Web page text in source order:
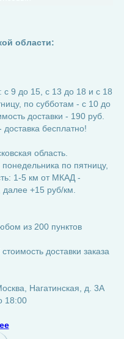
области:
9 до 15, с 13 до 18 и с 18
по субботам - с 10 до
доставки - 190 руб.
бесплатно!
область.
по пятницу,
1-5 км от МКАД -
+15 руб/км.
из 200 пунктов
доставки заказа
Нагатинская, д. 3А
18:00